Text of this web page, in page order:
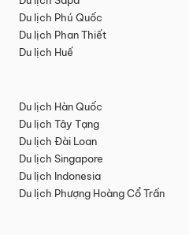
Du lịch Phú Quốc
Du lịch Phan Thiết
Du lịch Huế
Du lịch Hàn Quốc
Du lịch Tây Tạng
Du lịch Đài Loan
Du lịch Singapore
Du lịch Indonesia
Du lịch Phượng Hoàng Cổ Trấn